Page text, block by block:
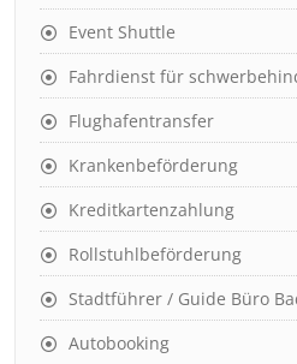
Event Shuttle
Fahrdienst für
Flughafentransfer
Krankenbeförderung
Kreditkartenzahlung
Rollstuhlbeförderung
Stadtführer / Guide Büro
Autobooking